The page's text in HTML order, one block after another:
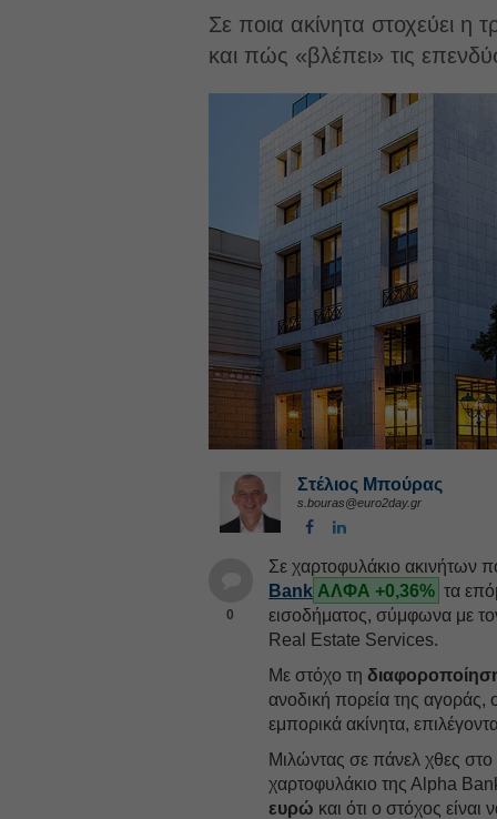
Σε ποια ακίνητα στοχεύει η
και πώς «βλέπει» τις
Στέλιος Μπούρας
s.bouras@euro2day.gr
0
Σε χαρτοφυλάκιο ακινήτων
Bank ΑΛΦΑ +0,36% τα
εισοδήματος, σύμφωνα με
Real Estate Services.
Με στόχο τη
ανοδική πορεία της αγοράς,
εμπορικά ακίνητα,
Μιλώντας σε πάνελ χθες στο
χαρτοφυλάκιο της Αlpha
ευρώ και ότι ο στόχος